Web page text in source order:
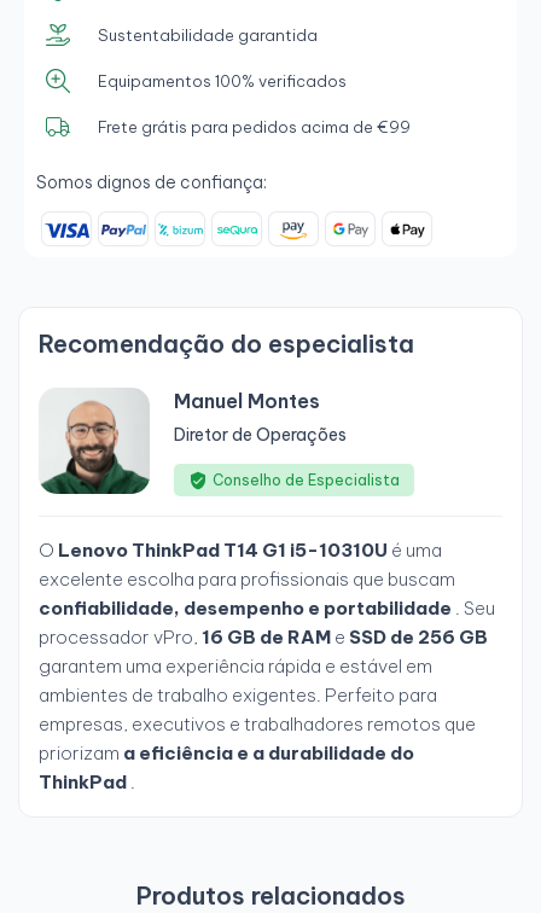
Sustentabilidade garantida
Equipamentos 100% verificados
Frete grátis para pedidos acima de €99
Somos dignos de confiança:
Recomendação do especialista
Manuel Montes
Diretor de Operações
Conselho de Especialista
O Lenovo ThinkPad T14 G1 i5-10310U é uma
excelente escolha para profissionais que buscam
confiabilidade, desempenho e portabilidade . Seu
processador vPro, 16 GB de RAM e SSD de 256 GB
garantem uma experiência rápida e estável em
ambientes de trabalho exigentes. Perfeito para
empresas, executivos e trabalhadores remotos que
priorizam a eficiência e a durabilidade do
ThinkPad .
Produtos relacionados